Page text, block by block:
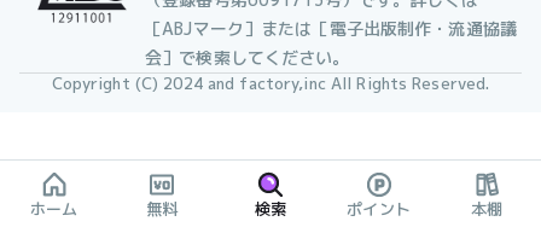
［ABJマーク］または［電子出版制作・流通協議
会］で検索してください。
Copyright (C) 2024 and factory,inc All Rights Reserved.
ホーム 無料 検索 ポイント 本棚